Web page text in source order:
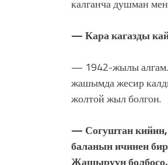
калганча душман
— Кара кагазды
— 1942-жылы алгам.
жашымда жесир
жолтой жыл болгон.
— Согуштан кийин,
баланын ичинен
Жашыруун